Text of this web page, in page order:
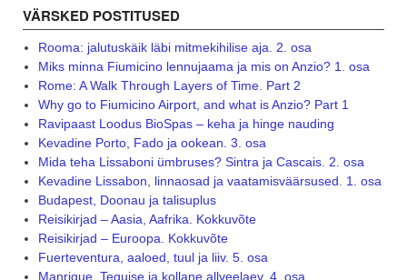
VÄRSKED POSTITUSED
Rooma: jalutuskäik läbi mitmekihilise aja. 2. osa
Miks minna Fiumicino lennujaama ja mis on Anzio? 1. osa
Rome: A Walk Through Layers of Time. Part 2
Why go to Fiumicino Airport, and what is Anzio? Part 1
Ravipaast Loodus BioSpas – keha ja hinge nauding
Kevadine Porto, Fado ja ookean. 3. osa
Mida teha Lissaboni ümbruses? Sintra ja Cascais. 2. osa
Kevadine Lissabon, linnaosad ja vaatamisväärsused. 1. osa
Budapest, Doonau ja talisuplus
Reisikirjad – Aasia, Aafrika. Kokkuvõte
Reisikirjad – Euroopa. Kokkuvõte
Fuerteventura, aaloed, tuul ja liiv. 5. osa
Manrique, Teguise ja kollane allveelaev. 4. osa